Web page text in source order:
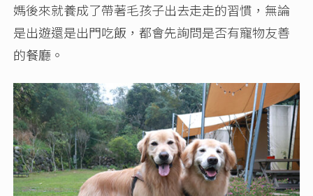
媽後來就養成了帶著毛孩子出去走走的習慣，無論
是出遊還是出門吃飯，都會先詢問是否有寵物友善
的餐廳。